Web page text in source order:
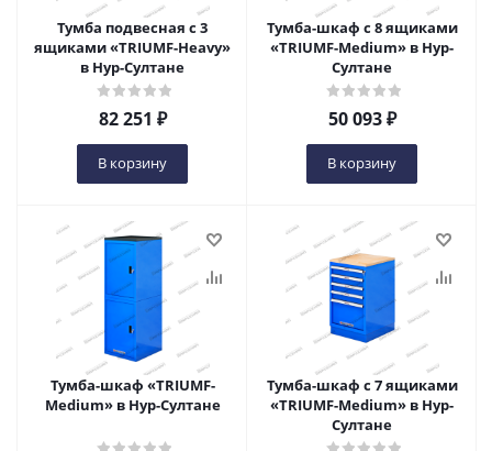
Тумба подвесная с 3
ящиками «TRIUMF-Heavy»
в Нур-Султане
82 251 ₽
В корзину
Тумба-шкаф с 8 ящиками
«TRIUMF-Medium» в Нур-
Султане
50 093₽
В корзину
Тумба-шкаф «TRIUMF-
Medium» в Нур-Султане
Тумба-шкаф с 7 ящиками
«TRIUMF-Medium» в Нур-
Султане